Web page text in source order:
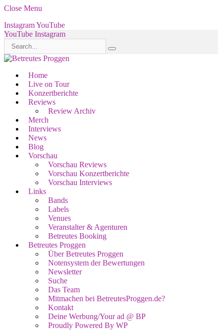
Close Menu
InstagramYouTube
YouTube Instagram
Home
Live on Tour
Konzertberichte
Reviews
Review Archiv
Merch
Interviews
News
Blog
Vorschau
Vorschau Reviews
Vorschau Konzertberichte
Vorschau Interviews
Links
Bands
Labels
Venues
Veranstalter & Agenturen
Betreutes Booking
Betreutes Proggen
Über Betreutes Proggen
Notensystem der Bewertungen
Newsletter
Suche
Das Team
Mitmachen bei BetreutesProggen.de?
Kontakt
Deine Werbung/Your ad @ BP
Proudly Powered By WP